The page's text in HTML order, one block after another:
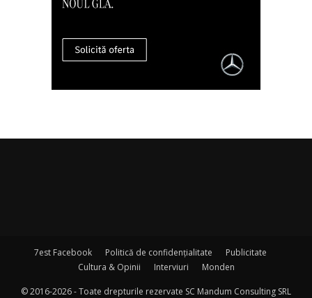
7est Facebook Politică de confidențialitate
Publicitate
Cultura & Opinii
Interviuri Monden
© 2016-2026 - Toate drepturile rezervate SC Mandum Consulting SRL